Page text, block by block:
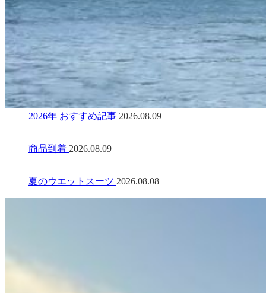
2026年 おすすめ記事 2026.08.09
商品到着 2026.08.09
夏のウエットスーツ 2026.08.08